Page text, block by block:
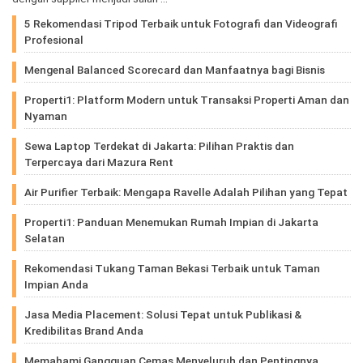
5 Rekomendasi Tripod Terbaik untuk Fotografi dan Videografi
Profesional
Mengenal Balanced Scorecard dan Manfaatnya bagi Bisnis
Properti1: Platform Modern untuk Transaksi Properti Aman dan
Nyaman
Sewa Laptop Terdekat di Jakarta: Pilihan Praktis dan
Terpercaya dari Mazura Rent
Air Purifier Terbaik: Mengapa Ravelle Adalah Pilihan yang Tepat
Properti1: Panduan Menemukan Rumah Impian di Jakarta
Selatan
Rekomendasi Tukang Taman Bekasi Terbaik untuk Taman
Impian Anda
Jasa Media Placement: Solusi Tepat untuk Publikasi &
Kredibilitas Brand Anda